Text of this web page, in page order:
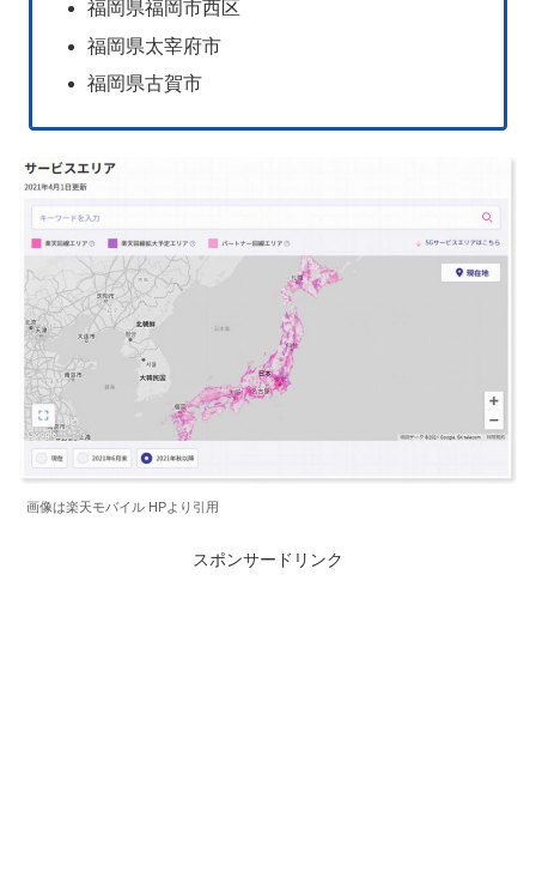
福岡県福岡市西区
福岡県太宰府市
福岡県古賀市
画像は楽天モバイル HPより引用
スポンサードリンク